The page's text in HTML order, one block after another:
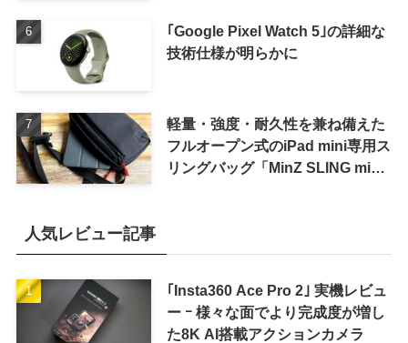
｢Google Pixel Watch 5｣の詳細な
技術仕様が明らかに
軽量・強度・耐久性を兼ね備えた
フルオープン式のiPad mini専用ス
リングバッグ「MinZ SLING mini
人気レビュー記事
｢Insta360 Ace Pro 2｣ 実機レビュ
ー ｰ 様々な面でより完成度が増し
た8K AI搭載アクションカメラ